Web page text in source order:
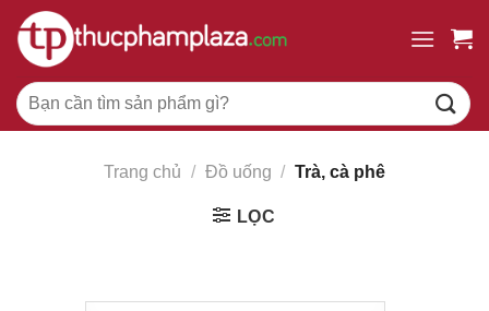
Chuyển
đến
dung
Tìm
kiếm:
Trang chủ / Đồ uống / Trà, cà phê
LỌC